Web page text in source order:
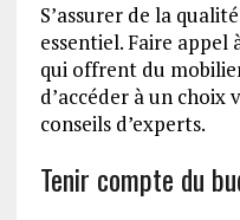
S’assurer de la
essentiel. Faire appel
qui offrent du
d’accéder à un
conseils d’experts.
Tenir compte du